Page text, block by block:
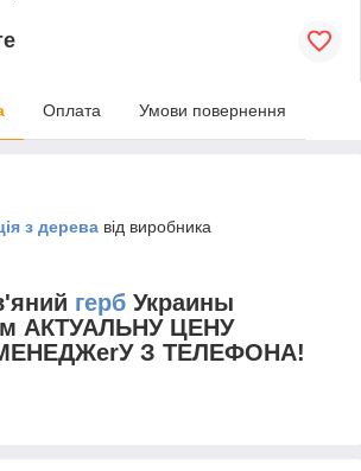
Оплата Умови повернення
з дерева від виробника
герб Украины
АКТУАЛЬНУ ЦЕНУ
З ТЕЛЕФОНА!